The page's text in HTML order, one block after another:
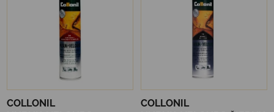
COLLONIL
COLLONIL